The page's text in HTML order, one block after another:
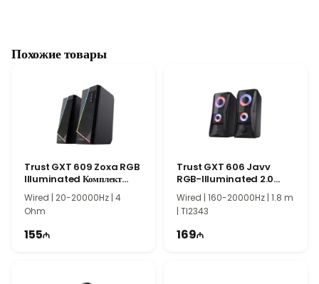
Похожие товары
Trust GXT 609 Zoxa RGB
Illuminated Комплект
Колонок 24070
Wired | 20-20000Hz | 4
Ohm
155
Trust GXT 606 Javv
RGB-Illuminated 2.0
Speaker Set 25108
Wired | 160-20000Hz | 1.8 m
| TI2343
169